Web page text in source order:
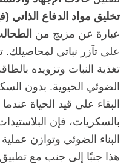
تخليق مواد الدفاع الذاتي
عبارة عن مزيج من
على تآزر نباتي لمحاصيلك.
تغذية النبات وتزويده
الضوئي الحيوية. بدون
البقاء على قيد الحياة عندما
بالسكريات، فإن
البناء الضوئي وتوازن
هذا جنبًا إلى جنب مع تطبيق